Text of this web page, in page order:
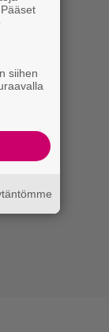
siihen